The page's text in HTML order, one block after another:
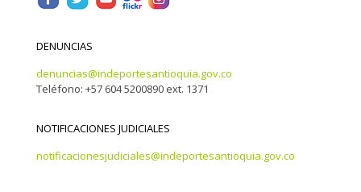
DENUNCIAS
denuncias@indeportesantioquia.gov.co
Teléfono: +57 604 5200890 ext. 1371
NOTIFICACIONES JUDICIALES
notificacionesjudiciales@indeportesantioquia.gov.co